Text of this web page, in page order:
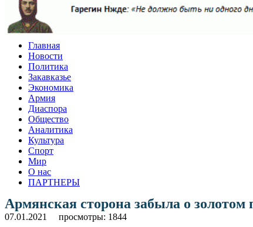
Главная
Новости
Политика
Закавказье
Экономика
Армия
Диаспора
Общество
Аналитика
Культура
Спорт
Мир
О нас
ПАРТНЕРЫ
Армянская сторона забыла о золотом
07.01.2021 просмотры: 1844